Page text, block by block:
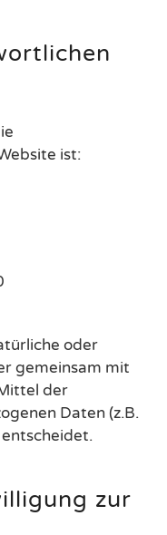
ist:
oder
gemeinsam mit
der
Daten (z.B.
zur